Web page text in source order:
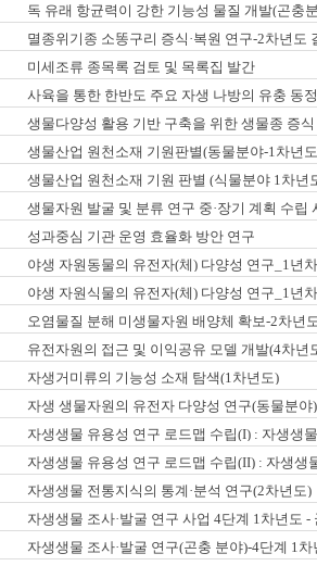
독 유래 항균력이 강한 기능성 물질 개발(곤충
멸종위기종 소똥구리 증식·복원 연구-2차년도
미세조류 종목록 검토 및 목록집 발간
사육을 통한 한반도 주요 자생 나방의 유충 동
생물다양성 활용 기반 구축을 위한 생물종 증
연구(2차년도)
생물산업 원천소재 기원판별(동물분야-1차년
생물산업 원천소재 기원 판별 (식물분야 1차년
생물다양성 보전 관리 기반 구축 사업
생물자원 발굴 및 분류 연구 중·장기 계획 수립
성과중심 기관 운영 효율화 방안 연구
야생 자원동물의 유전자(체) 다양성 연구_1년차
야생 자원식물의 유전자(체) 다양성 연구_1년차
오염물질 분해 미생물자원 배양체 확보-2차년
유전자원의 접근 및 이익공유 모델 개발(4차년
자생거미류의 기능성 소재 탐색(1차년도)
자생 생물자원의 유전자 다양성 연구(동물분야)
자생생물 유용성 연구 로드맵 수립(I) : 자생생
사업
자생생물 유용성 연구 로드맵 수립(II) : 자생생
종합계획 수립
자생생물 전통지식의 통계·분석 연구(2차년도)
자생생물 조사·발굴 연구 사업 4단계 1차년도 -
자생생물 조사·발굴 연구(곤충 분야)-4단계 1